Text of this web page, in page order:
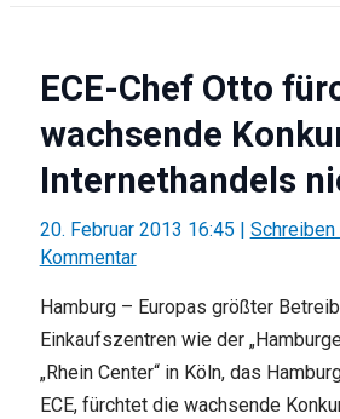
ECE-Chef Otto
wachsende
Internethandels
20. Februar 2013 16:45
Kommentar
Hamburg – Europas größter
Einkaufszentren wie der
„Rhein Center“ in Köln, das
ECE, fürchtet die wachsende